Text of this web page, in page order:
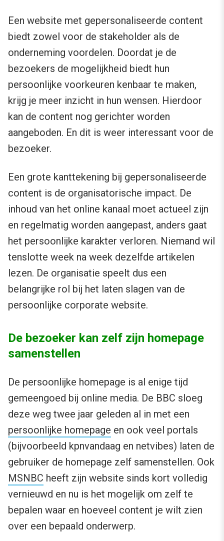
Een website met gepersonaliseerde content
biedt zowel voor de stakeholder als de
onderneming voordelen. Doordat je de
bezoekers de mogelijkheid biedt hun
persoonlijke voorkeuren kenbaar te maken,
krijg je meer inzicht in hun wensen. Hierdoor
kan de content nog gerichter worden
aangeboden. En dit is weer interessant voor de
bezoeker.
Een grote kanttekening bij gepersonaliseerde
content is de organisatorische impact. De
inhoud van het online kanaal moet actueel zijn
en regelmatig worden aangepast, anders gaat
het persoonlijke karakter verloren. Niemand wil
tenslotte week na week dezelfde artikelen
lezen. De organisatie speelt dus een
belangrijke rol bij het laten slagen van de
persoonlijke corporate website.
De bezoeker kan zelf zijn homepage
samenstellen
De persoonlijke homepage is al enige tijd
gemeengoed bij online media. De BBC sloeg
deze weg twee jaar geleden al in met een
persoonlijke homepage en ook veel portals
(bijvoorbeeld kpnvandaag en netvibes) laten de
gebruiker de homepage zelf samenstellen. Ook
MSNBC heeft zijn website sinds kort volledig
vernieuwd en nu is het mogelijk om zelf te
bepalen waar en hoeveel content je wilt zien
over een bepaald onderwerp.